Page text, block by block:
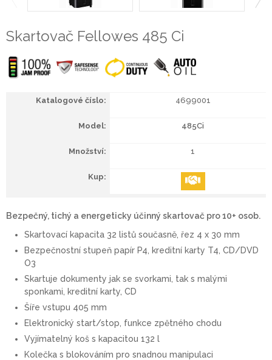
Skartovač Fellowes 485 Ci
4699001
485Ci
1
Bezpečný, tichý a energeticky účinný skartovač pro 10+ osob.
Skartovací kapacita 32 listů současně, řez 4 x 30 mm
Bezpečnostní stupeň papír P4, kreditní karty T4, CD/DVD
O3
Skartuje dokumenty jak se svorkami, tak s malými
sponkami, kreditní karty, CD
Šíře vstupu 405 mm
Elektronický start/stop, funkce zpětného chodu
Vyjímatelný koš s kapacitou 132 l
Kolečka s blokováním pro snadnou manipulaci